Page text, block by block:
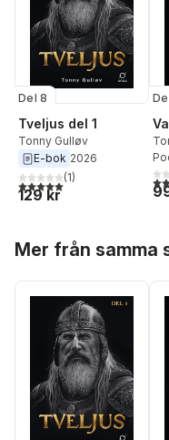
Del 8
Tveljus del 1
Tonny Gulløv
E-bok 2026
5,0utav 5 stjärnor. Totalt
(1)
129 kr
5,0
Mer från samma